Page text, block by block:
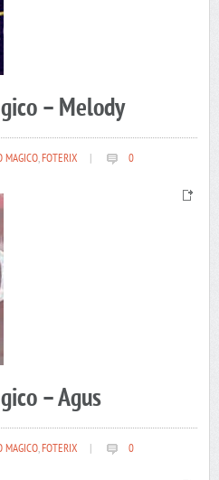
– Melody
MAGICO,FOTERIX 0
– Agus
MAGICO,FOTERIX 0